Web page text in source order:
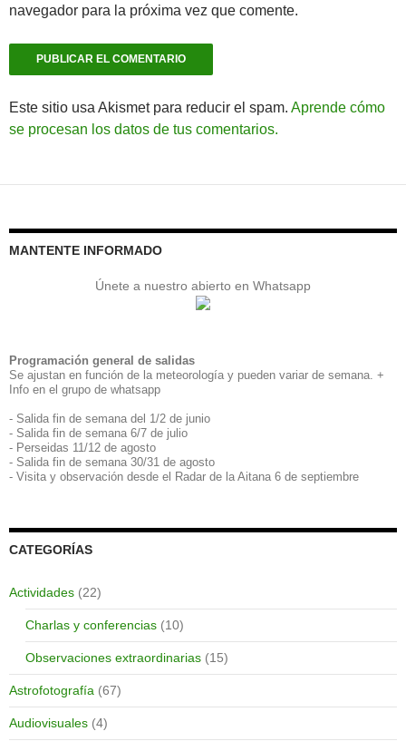
navegador para la próxima vez que comente.
Este sitio usa Akismet para reducir el spam. Aprende cómo
se procesan los datos de tus comentarios.
MANTENTE INFORMADO
Únete a nuestro abierto en Whatsapp
Programación general de salidas
Se ajustan en función de la meteorología y pueden variar de semana. +
Info en el grupo de whatsapp
- Salida fin de semana del 1/2 de junio
- Salida fin de semana 6/7 de julio
- Perseidas 11/12 de agosto
- Salida fin de semana 30/31 de agosto
- Visita y observación desde el Radar de la Aitana 6 de septiembre
CATEGORÍAS
Actividades (22)
Charlas y conferencias (10)
Observaciones extraordinarias (15)
Astrofotografía (67)
Audiovisuales (4)